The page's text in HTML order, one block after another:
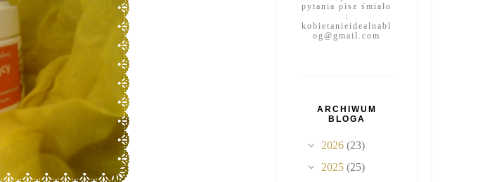
pytania pisz śmiało
:
kobietanieidealnabl
og@gmail.com
ARCHIWUM
BLOGA
2026 (23)
2025 (25)